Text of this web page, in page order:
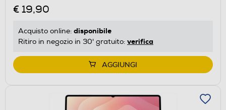
€ 19,90
Acquisto online: disponibile
Ritiro in negozio in 30' gratuito: verifica
AGGIUNGI